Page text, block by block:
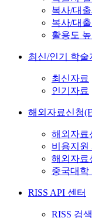
복사/대
복사/대
활용도
최신/인기 학술
최신자료
인기자료
해외자료신청
해외자료
비용지원
해외자료
중국대학
RISS API 센터
RISS 검